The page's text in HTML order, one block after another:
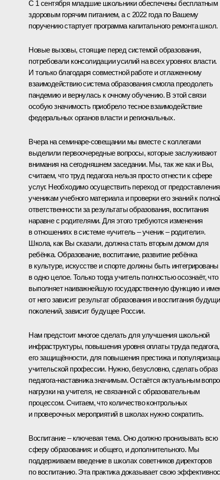
С 1 сентября младшие школьники обеспечены бесплатным
здоровым горячим питанием, а с 2022 года по Вашему
поручению стартует программа капитального ремонта школ.
Новые вызовы, стоящие перед системой образования,
потребовали консолидации усилий на всех уровнях власти.
И только благодаря совместной работе и отлаженному
взаимодействию система образования смогла преодолеть
пандемию и вернулась к очному обучению. В этой связи
особую значимость приобрело тесное взаимодействие
федеральных органов власти и региональных.
Вчера на семинаре-совещании мы вместе с коллегами
выделили первоочередные вопросы, которые заслуживают
внимания на сегодняшнем заседании. Мы, так же как и Вы,
считаем, что труд педагога нельзя просто отнести к сфере
услуг. Необходимо осуществить переход от предоставления
ученикам учебного материала и проверки его знаний к
ответственности за результаты образования, воспитания
наравне с родителями. Для этого требуются изменения
в отношениях в системе «учитель – ученик – родители».
Школа, как Вы сказали, должна стать вторым домом для
ребёнка. Образование, воспитание, развитие ребёнка
в культуре, искусстве и спорте должны быть интегрированы
в одно целое. Только тогда учитель полностью осознаёт, что
выполняет наиважнейшую государственную функцию и
от него зависит результат образования и воспитания
поколений, зависит будущее России.
Нам предстоит многое сделать для улучшения школьной
инфраструктуры, повышения уровня оплаты труда педагога,
его защищённости, для повышения престижа и
учительской профессии. Нужно, безусловно, сделать образ
педагога-наставника значимым. Остаётся актуальным
нагрузки на учителя, не связанной с образовательным
процессом. Считаем, что количество контрольных
и проверочных мероприятий в школах нужно сократить.
Воспитание – ключевая тема. Оно должно пронизывать всю
сферу образования: и общего, и дополнительного. Мы
поддерживаем введение в школах советников директоров
по воспитанию. Эта практика доказывает свою